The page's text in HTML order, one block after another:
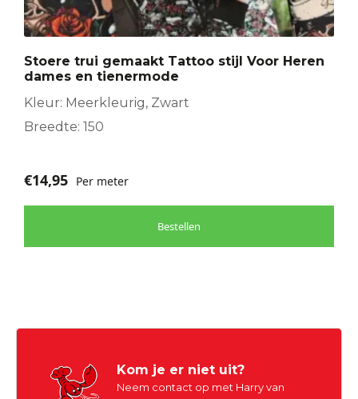
Stoere trui gemaakt Tattoo stijl Voor Heren
dames en tienermode
Kleur: Meerkleurig, Zwart
Breedte: 150
€14,95 Per meter
Bestellen
Kom je er niet uit?
Neem contact op met Harry van